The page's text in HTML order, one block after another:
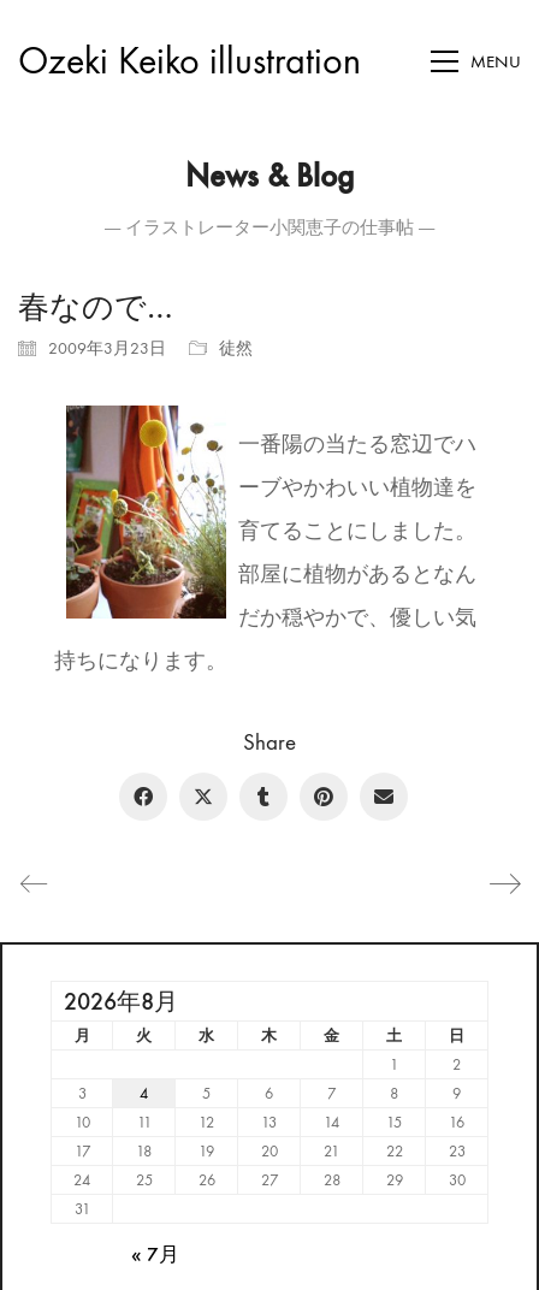
Ozeki Keiko illustration MENU
News & Blog
― イラストレーター小関恵子の仕事帖 ―
春なので…
2009年3月23日 徒然
一番陽の当たる窓辺でハ
ーブやかわいい植物達を
育てることにしました。
部屋に植物があるとなん
だか穏やかで、優しい気
持ちになります。
Share
2026年8月
月 火 水 木 金 土
日
1
2
3
4 5 6 7 8
9
10
11 12 13 14 15
16
17
18 19 20 21 22
23
24
25 26 27 28 29
30
31
« 7月